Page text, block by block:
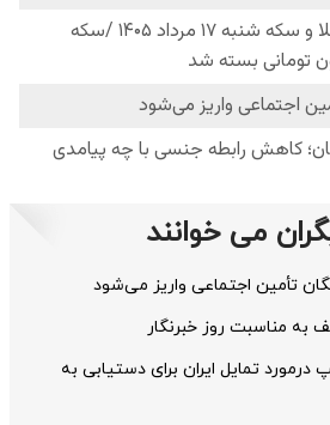
می خوانند
تأمین اجتماعی واریز می‌شود
به مناسبت روز خبرنگار
درمورد تمایل ایران برای دستیابی به